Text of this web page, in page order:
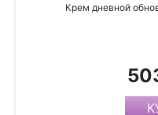
Крем дневной